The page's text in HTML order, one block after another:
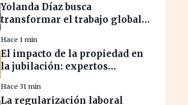
Yolanda Díaz busca
transformar el trabajo global
laborales
Hace 1 min
El impacto de la propiedad en
la jubilación: expertos
tras los 40
Hace 31 min
La regularización laboral